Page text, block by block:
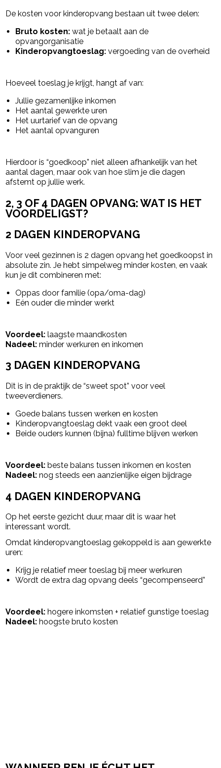
De kosten voor kinderopvang bestaan uit twee delen:
Bruto kosten: wat je betaalt aan de
opvangorganisatie
Kinderopvangtoeslag: vergoeding van de overheid
Hoeveel toeslag je krijgt, hangt af van:
Jullie gezamenlijke inkomen
Het aantal gewerkte uren
Het uurtarief van de opvang
Het aantal opvanguren
Hierdoor is “goedkoop” niet alleen afhankelijk van het
aantal dagen, maar ook van hoe slim je die dagen
afstemt op jullie werk.
2, 3 OF 4 DAGEN OPVANG: WAT IS HET
VOORDELIGST?
2 DAGEN KINDEROPVANG
Voor veel gezinnen is 2 dagen opvang het goedkoopst in
absolute zin. Je hebt simpelweg minder kosten, en vaak
kun je dit combineren met:
Oppas door familie (opa/oma-dag)
Eén ouder die minder werkt
Voordeel: laagste maandkosten
Nadeel: minder werkuren en inkomen
3 DAGEN KINDEROPVANG
Dit is in de praktijk de “sweet spot” voor veel
tweeverdieners.
Goede balans tussen werken en kosten
Kinderopvangtoeslag dekt vaak een groot deel
Beide ouders kunnen (bijna) fulltime blijven werken
Voordeel: beste balans tussen inkomen en kosten
Nadeel: nog steeds een aanzienlijke eigen bijdrage
4 DAGEN KINDEROPVANG
Op het eerste gezicht duur, maar dit is waar het
interessant wordt.
Omdat kinderopvangtoeslag gekoppeld is aan gewerkte
uren:
Krijg je relatief meer toeslag bij meer werkuren
Wordt de extra dag opvang deels “gecompenseerd”
Voordeel: hogere inkomsten + relatief gunstige toeslag
Nadeel: hoogste bruto kosten